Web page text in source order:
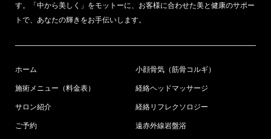
す。「中から美しく」をモットーに、お客様に合わせた美と健康のサポー
トで、あなたの輝きをお手伝いします。
ホーム
施術メニュー（料金表）
サロン紹介
ご予約
小顔骨気（筋骨コルギ）
経絡ヘッドマッサージ
経絡リフレクソロジー
遠赤外線岩盤浴